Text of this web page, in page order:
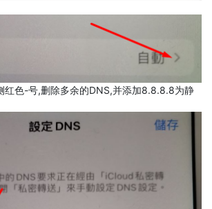
红色-号,删除多余的DNS,并添加8.8.8.8为静